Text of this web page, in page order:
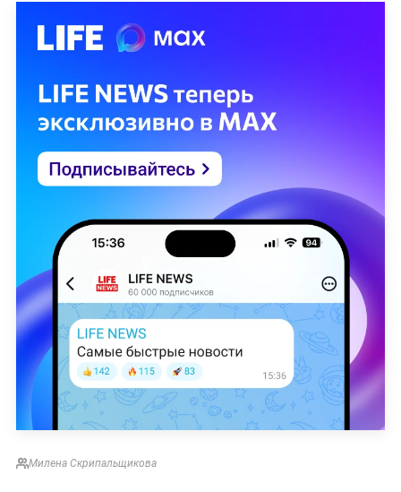
Милена Скрипальщикова